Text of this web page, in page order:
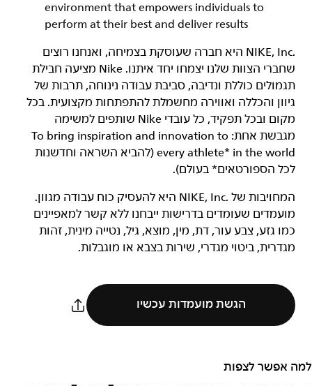
environment that empowers individuals to
perform at their best and deliver results
‏NIKE, Inc.‎ היא חברה שעוסקת בצמיחה, ואנחנו רוצים
שחברי הצוות שלנו יצמחו יחד איתנו. Nike מציעה חבילת
תגמולים כוללת ונדיבה, סביבת עבודה נינוחה, תרבות של
גיוון והכללה ואווירה מחשמלת להתפתחות מקצועית. בכל
מקום ובכל תפקיד, כל עובדי Nike שותפים למשימה
מגבשת אחת: To bring inspiration and innovation to
every athlete* in the world (להביא השראה וחדשנות
לכל הספורטאים* בעולם).
המחויבות של NIKE, Inc.‎ היא להעסיק כוח עבודה מגוון.
מועמדים שעומדים בדרישות ייבחנו ללא קשר למאפיינים
כמו גזע, צבע עור, דת, מין, מוצא, גיל, נטייה מינית, זהות
מגדרית, ביטוי מגדרי, שירות בצבא או מוגבלות.
הגשת מועמדות עכשיו
למה אפשר לצפות